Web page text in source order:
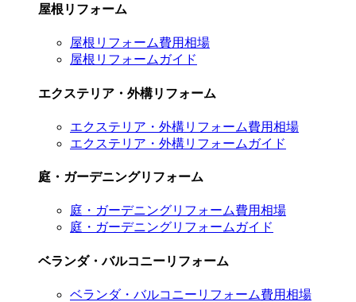
屋根リフォーム
屋根リフォーム費用相場
屋根リフォームガイド
エクステリア・外構リフォーム
エクステリア・外構リフォーム費用相場
エクステリア・外構リフォームガイド
庭・ガーデニングリフォーム
庭・ガーデニングリフォーム費用相場
庭・ガーデニングリフォームガイド
ベランダ・バルコニーリフォーム
ベランダ・バルコニーリフォーム費用相場